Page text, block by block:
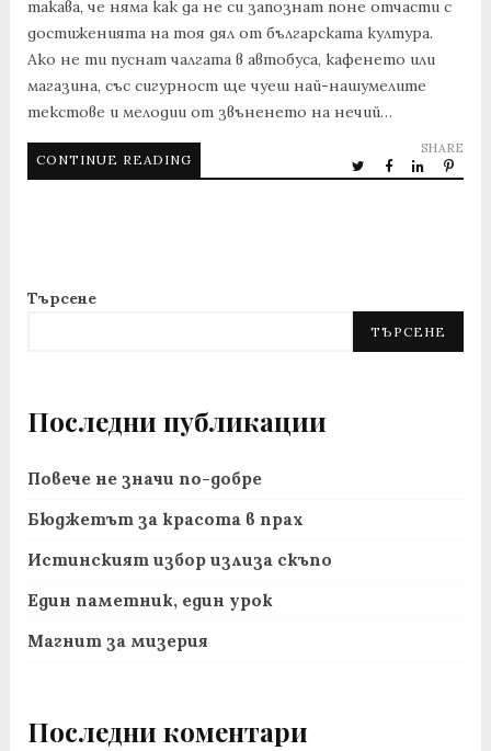
такава, че няма как да не си запознат поне отчасти с
достиженията на тоя дял от българската култура.
Ако не ти пуснат чалгата в автобуса, кафенето или
магазина, със сигурност ще чуеш най-нашумелите
текстове и мелодии от звъненето на нечий…
CONTINUE READING
SHARE
Търсене
ТЪРСЕНЕ
Последни публикации
Повече не значи по-добре
Бюджетът за красота в прах
Истинският избор излиза скъпо
Един паметник, един урок
Магнит за мизерия
Последни коментари